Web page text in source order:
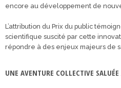
encore au développement de
L’attribution du Prix du public
scientifique suscité par cette
répondre à des enjeux majeurs de
UNE AVENTURE COLLECTIVE